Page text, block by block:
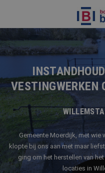
KOZIJNEN
KLEINERE
VESTINGWERKEN
Gemeente Moerdijk, met wie
klopte bij ons aan met maar
ging om het herstellen van
locaties in